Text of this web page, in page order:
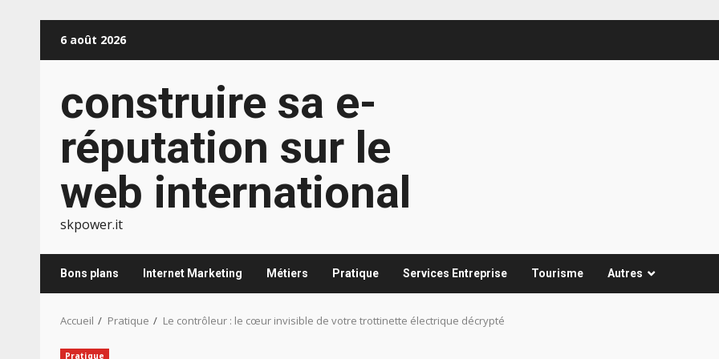
6 août 2026
construire sa e-
réputation sur le
web international
skpower.it
Bons plans Internet Marketing Métiers Pratique Services Entreprise Tourisme Autres
Accueil Pratique Le contrôleur : le cœur invisible de votre trottinette électrique décrypté
Pratique